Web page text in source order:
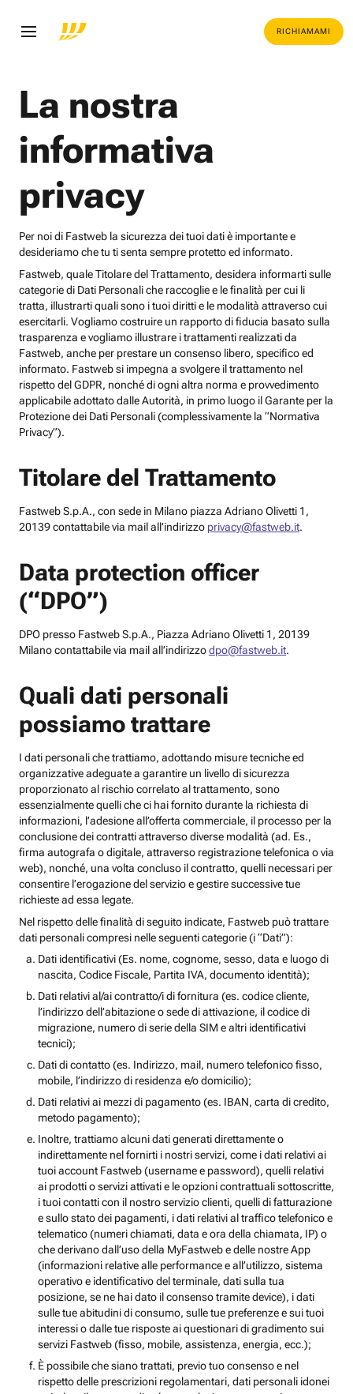
RICHIAMAMI
La nostra
informativa
privacy
Per noi di Fastweb la sicurezza dei tuoi dati è importante e
desideriamo che tu ti senta sempre protetto ed informato.
Fastweb, quale Titolare del Trattamento, desidera informarti sulle
categorie di Dati Personali che raccoglie e le finalità per cui li
tratta, illustrarti quali sono i tuoi diritti e le modalità attraverso cui
esercitarli. Vogliamo costruire un rapporto di fiducia basato sulla
trasparenza e vogliamo illustrare i trattamenti realizzati da
Fastweb, anche per prestare un consenso libero, specifico ed
informato. Fastweb si impegna a svolgere il trattamento nel
rispetto del GDPR, nonché di ogni altra norma e provvedimento
applicabile adottato dalle Autorità, in primo luogo il Garante per la
Protezione dei Dati Personali (complessivamente la “Normativa
Privacy”).
Titolare del Trattamento
Fastweb S.p.A., con sede in Milano piazza Adriano Olivetti 1,
20139 contattabile via mail all’indirizzo privacy@fastweb.it.
Data protection officer
(“DPO”)
DPO presso Fastweb S.p.A., Piazza Adriano Olivetti 1, 20139
Milano contattabile via mail all’indirizzodpo@fastweb.it.
Quali dati personali
possiamo trattare
I dati personali che trattiamo, adottando misure tecniche ed
organizzative adeguate a garantire un livello di sicurezza
proporzionato al rischio correlato al trattamento, sono
essenzialmente quelli che ci hai fornito durante la richiesta di
informazioni, l’adesione all’offerta commerciale, il processo per la
conclusione dei contratti attraverso diverse modalità (ad. Es.,
firma autografa o digitale, attraverso registrazione telefonica o via
web), nonché, una volta concluso il contratto, quelli necessari per
consentire l’erogazione del servizio e gestire successive tue
richieste ad essa legate.
Nel rispetto delle finalità di seguito indicate, Fastweb può trattare
dati personali compresi nelle seguenti categorie (i “Dati”):
Dati identificativi (Es. nome, cognome, sesso, data e luogo di
nascita, Codice Fiscale, Partita IVA, documento identità);
Dati relativi al/ai contratto/i di fornitura (es. codice cliente,
l’indirizzo dell’abitazione o sede di attivazione, il codice di
migrazione, numero di serie della SIM e altri identificativi
tecnici);
Dati di contatto (es. Indirizzo, mail, numero telefonico fisso,
mobile, l’indirizzo di residenza e/o domicilio);
Dati relativi ai mezzi di pagamento (es. IBAN, carta di credito,
metodo pagamento);
Inoltre, trattiamo alcuni dati generati direttamente o
indirettamente nel fornirti i nostri servizi, come i dati relativi ai
tuoi account Fastweb (username e password), quelli relativi
ai prodotti o servizi attivati e le opzioni contrattuali sottoscritte,
i tuoi contatti con il nostro servizio clienti, quelli di fatturazione
e sullo stato dei pagamenti, i dati relativi al traffico telefonico e
telematico (numeri chiamati, data e ora della chiamata, IP) o
che derivano dall’uso della MyFastweb e delle nostre App
(informazioni relative alle performance e all’utilizzo, sistema
operativo e identificativo del terminale, dati sulla tua
posizione, se ne hai dato il consenso tramite device), i dati
sulle tue abitudini di consumo, sulle tue preferenze e sui tuoi
interessi o dalle tue risposte ai questionari di gradimento sui
servizi Fastweb (fisso, mobile, assistenza, energia, ecc.);
È possibile che siano trattati, previo tuo consenso e nel
rispetto delle prescrizioni regolamentari, dati personali idonei